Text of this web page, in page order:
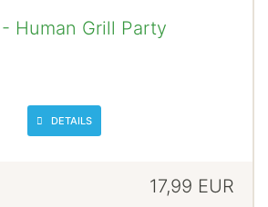
Human Grill Party
DETAILS
17,99 EUR